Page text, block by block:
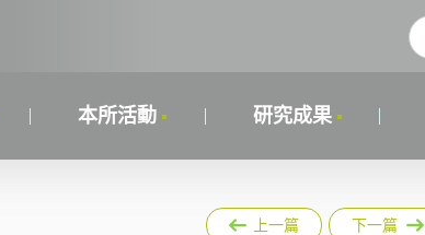
本所活動 研究成果
上一篇 下一篇